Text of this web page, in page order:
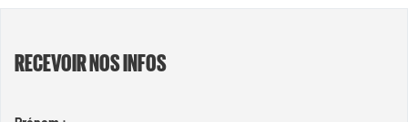
RECEVOIR NOS INFOS